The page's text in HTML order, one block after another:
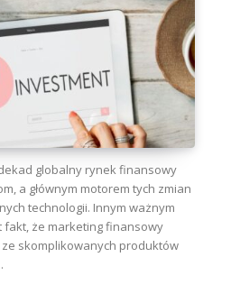
globalny rynek finansowy
a głównym motorem tych zmian
technologii. Innym ważnym
fakt, że marketing finansowy
ze skomplikowanych produktów